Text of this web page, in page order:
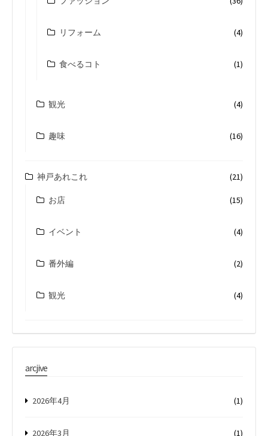
リフォーム (4)
食べるコト (1)
観光 (4)
趣味 (16)
神戸あれこれ (21)
お店 (15)
イベント (4)
番外編 (2)
観光 (4)
arcjive
2026年4月 (1)
2026年3月 (1)